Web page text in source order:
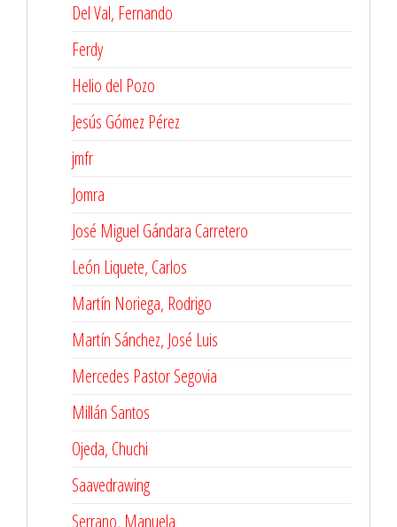
Del Val, Fernando
Ferdy
Helio del Pozo
Jesús Gómez Pérez
jmfr
Jomra
José Miguel Gándara Carretero
León Liquete, Carlos
Martín Noriega, Rodrigo
Martín Sánchez, José Luis
Mercedes Pastor Segovia
Millán Santos
Ojeda, Chuchi
Saavedrawing
Serrano, Manuela